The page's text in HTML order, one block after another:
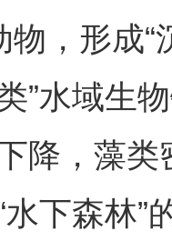
物，形
”水域生
降，藻
下森林”